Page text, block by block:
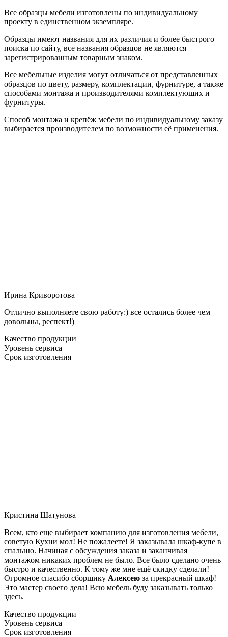
Все образцы мебели изготовлены по индивидуальному
проекту в единственном экземпляре.
Образцы имеют названия для их различия и более быстрого
поиска по сайту, все названия образцов не являются
зарегистрированным товарным знаком.
Все мебельные изделия могут отличаться от представленных
образцов по цвету, размеру, комплектации, фурнитуре, а также
способами монтажа и производителями комплектующих и
фурнитуры.
Способ монтажа и крепёж мебели по индивидуальному заказу
выбирается производителем по возможности её применения.
Ирина Криворотова
Отлично выполняете свою работу:) все остались более чем
довольны, респект!)
Качество продукции
Уровень сервиса
Срок изготовления
Кристина Шатунова
Всем, кто еще выбирает компанию для изготовления мебели,
советую Кухни мол! Не пожалеете! Я заказывала шкаф-купе в
спальню. Начиная с обсуждения заказа и заканчивая
монтажом никаких проблем не было. Все было сделано очень
быстро и качественно. К тому же мне ещё скидку сделали!
Огромное спасибо сборщику Алексею за прекрасный шкаф!
Это мастер своего дела! Всю мебель буду заказывать только
здесь.
Качество продукции
Уровень сервиса
Срок изготовления